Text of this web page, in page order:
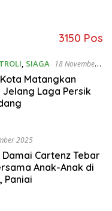
3150 Pos
, SIAGA
18 November
Matangkan
Jelang Laga Persik
2025
Damai Cartenz Tebar
Anak-Anak di
Paniai